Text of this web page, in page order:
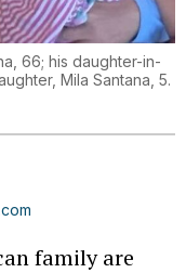
66; his daughter-in-
Mila Santana, 5.
family are